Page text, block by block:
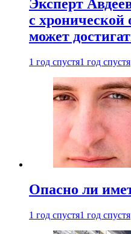
Эксперт
с хронической
может
1 год спустя1 год спустя
Опасно ли
1 год спустя1 год спустя